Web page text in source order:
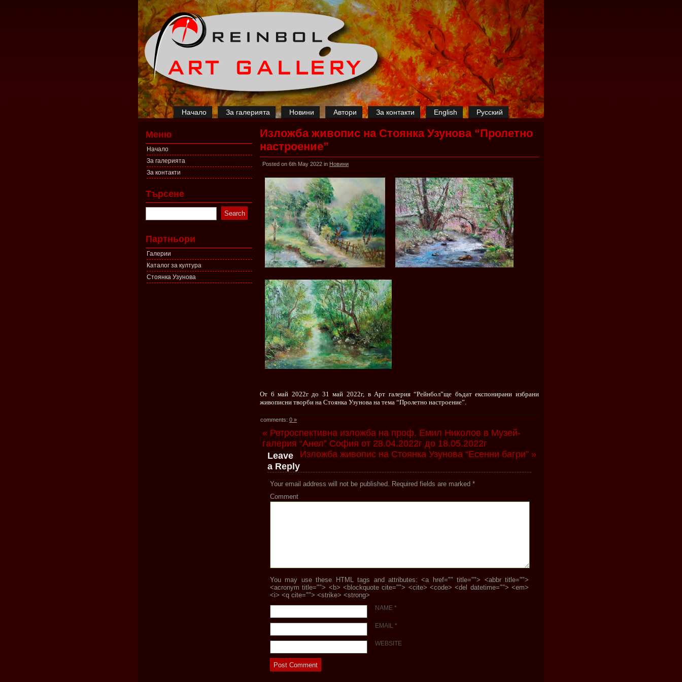
Начало За галерията Новини Автори За контакти English Русский
Меню
Начало
За галерията
За контакти
Търсене
Партньори
Галерии
Каталог за култура
Стоянка Узунова
Изложба живопис на Стоянка Узунова “Пролетно
настроение”
Posted on 6th May 2022 in Новини
От 6 май 2022г до 31 май 2022г, в Арт галерия “Рейнбол”ще бъдат експонирани избрани
живописни творби на Стоянка Узунова на тема “Пролетно настроение”.
comments: 0 »
« Ретроспективна изложба на проф. Емил Николов в Музей-
галерия “Анел” София от 28.04.2022г до 18.05.2022г
Изложба живопис на Стоянка Узунова “Есенни багри” »
Leave
a Reply
Your email address will not be published. Required fields are marked *
Comment
You may use these HTML tags and attributes: <a href="" title=""> <abbr title="">
<acronym title=""> <b> <blockquote cite=""> <cite> <code> <del datetime=""> <em>
<i> <q cite=""> <strike> <strong>
NAME *
EMAIL *
WEBSITE